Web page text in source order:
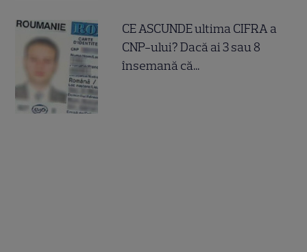
CE ASCUNDE ultima CIFRA a
CNP-ului? Dacă ai 3 sau 8
însemană că...